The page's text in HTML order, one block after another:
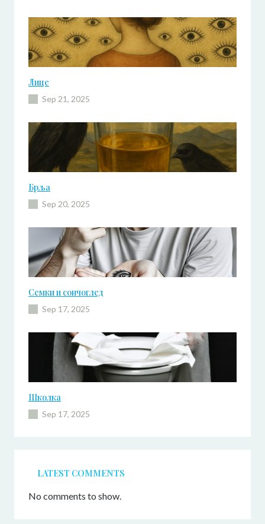
Лице
Sep 21, 2025
Брља
Sep 20, 2025
Семки и сончоглед
Sep 17, 2025
Школка
Sep 17, 2025
LATEST COMMENTS
No comments to show.